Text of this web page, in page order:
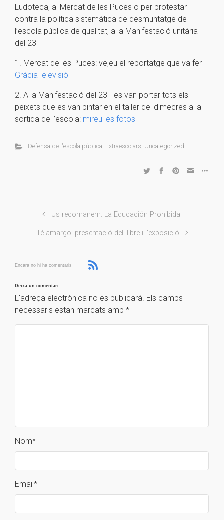
Ludoteca, al Mercat de les Puces o per protestar
contra la política sistemàtica de desmuntatge de
l’escola pública de qualitat, a la Manifestació unitària
del 23F
1. Mercat de les Puces: vejeu el reportatge que va fer
GràciaTelevisió
2. A la Manifestació del 23F es van portar tots els
peixets que es van pintar en el taller del dimecres a la
sortida de l’escola: mireu les fotos
Defensa de l'escola pública, Extraescolars, Uncategorized
Us recomanem: La Educación Prohibida
Té amargo: presentació del llibre i l'exposició
Encara no hi ha comentaris
Deixa un comentari
L'adreça electrònica no es publicarà. Els camps
necessaris estan marcats amb *
Nom*
Email*